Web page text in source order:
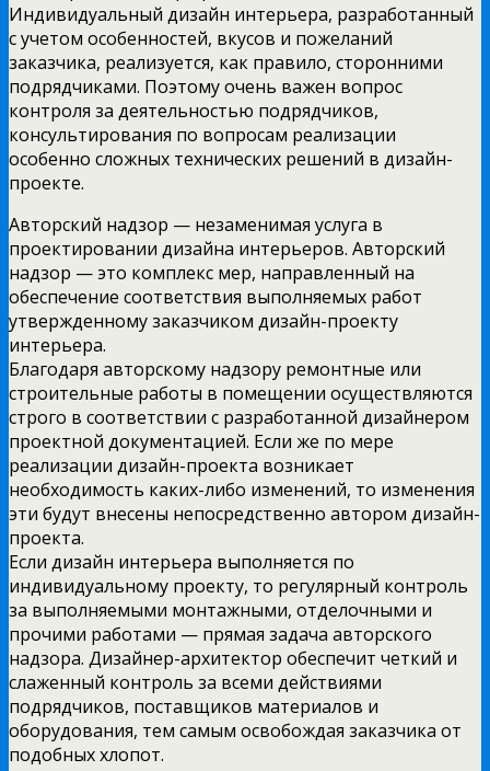
Индивидуальный дизайн интерьера, разработанный
с учетом особенностей, вкусов и пожеланий
заказчика, реализуется, как правило, сторонними
подрядчиками. Поэтому очень важен вопрос
контроля за деятельностью подрядчиков,
консультирования по вопросам реализации
особенно сложных технических решений в дизайн-
проекте.
Авторский надзор — незаменимая услуга в
проектировании дизайна интерьеров. Авторский
надзор — это комплекс мер, направленный на
обеспечение соответствия выполняемых работ
утвержденному заказчиком дизайн-проекту
интерьера.
Благодаря авторскому надзору ремонтные или
строительные работы в помещении осуществляются
строго в соответствии с разработанной дизайнером
проектной документацией. Если же по мере
реализации дизайн-проекта возникает
необходимость каких-либо изменений, то изменения
эти будут внесены непосредственно автором дизайн-
проекта.
Если дизайн интерьера выполняется по
индивидуальному проекту, то регулярный контроль
за выполняемыми монтажными, отделочными и
прочими работами — прямая задача авторского
надзора. Дизайнер-архитектор обеспечит четкий и
слаженный контроль за всеми действиями
подрядчиков, поставщиков материалов и
оборудования, тем самым освобождая заказчика от
подобных хлопот.